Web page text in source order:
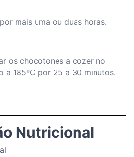
mais uma ou duas horas.
os chocotones a cozer no
a 185ºC por 25 a 30 minutos.
Nutricional